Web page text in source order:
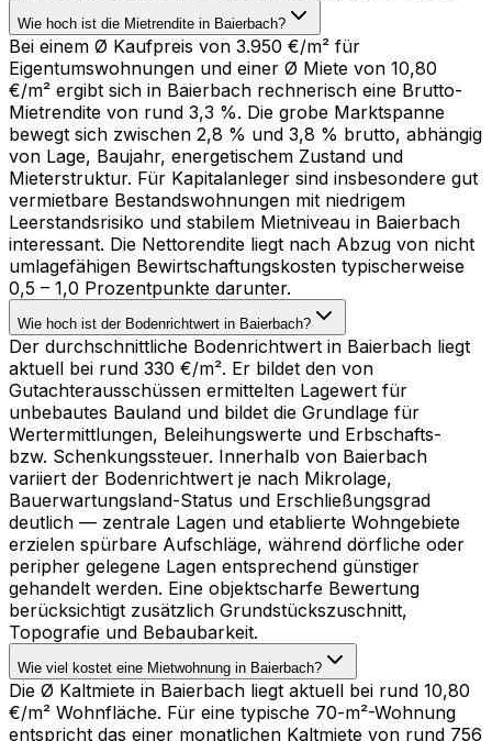
Wie hoch ist die Mietrendite in Baierbach?
Bei einem Ø Kaufpreis von 3.950 €/m² für
Eigentumswohnungen und einer Ø Miete von 10,80
€/m² ergibt sich in Baierbach rechnerisch eine Brutto-
Mietrendite von rund 3,3 %. Die grobe Marktspanne
bewegt sich zwischen 2,8 % und 3,8 % brutto, abhängig
von Lage, Baujahr, energetischem Zustand und
Mieterstruktur. Für Kapitalanleger sind insbesondere gut
vermietbare Bestandswohnungen mit niedrigem
Leerstandsrisiko und stabilem Mietniveau in Baierbach
interessant. Die Nettorendite liegt nach Abzug von nicht
umlagefähigen Bewirtschaftungskosten typischerweise
0,5 – 1,0 Prozentpunkte darunter.
Wie hoch ist der Bodenrichtwert in Baierbach?
Der durchschnittliche Bodenrichtwert in Baierbach liegt
aktuell bei rund 330 €/m². Er bildet den von
Gutachterausschüssen ermittelten Lagewert für
unbebautes Bauland und bildet die Grundlage für
Wertermittlungen, Beleihungswerte und Erbschafts-
bzw. Schenkungssteuer. Innerhalb von Baierbach
variiert der Bodenrichtwert je nach Mikrolage,
Bauerwartungsland-Status und Erschließungsgrad
deutlich — zentrale Lagen und etablierte Wohngebiete
erzielen spürbare Aufschläge, während dörfliche oder
peripher gelegene Lagen entsprechend günstiger
gehandelt werden. Eine objektscharfe Bewertung
berücksichtigt zusätzlich Grundstückszuschnitt,
Topografie und Bebaubarkeit.
Wie viel kostet eine Mietwohnung in Baierbach?
Die Ø Kaltmiete in Baierbach liegt aktuell bei rund 10,80
€/m² Wohnfläche. Für eine typische 70-m²-Wohnung
entspricht das einer monatlichen Kaltmiete von rund 756